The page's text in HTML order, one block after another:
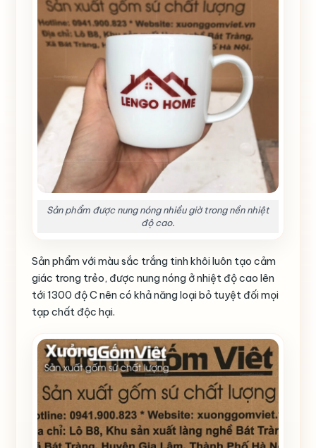
Sản phẩm được nung nóng nhiều giờ trong nền nhiệt
độ cao.
Sản phẩm với màu sắc trắng tinh khôi luôn tạo cảm
giác trong trẻo, được nung nóng ở nhiệt độ cao lên
tới 1300 độ C nên có khả năng loại bỏ tuyệt đối mọi
tạp chất độc hại.